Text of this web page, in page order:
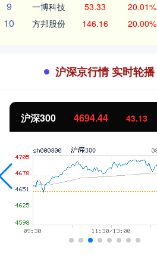
9 一博科技 53.33 20.01%
10 方邦股份 146.16 20.00%
沪深京行情 实时轮播
北证50 1134.24 11.37